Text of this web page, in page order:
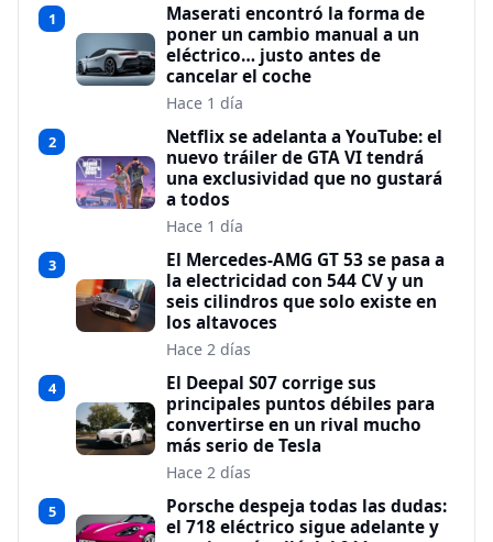
1
Maserati encontró la forma de
poner un cambio manual a un
eléctrico… justo antes de
cancelar el coche
Hace 1 día
2
Netflix se adelanta a YouTube: el
nuevo tráiler de GTA VI tendrá
una exclusividad que no gustará
a todos
Hace 1 día
3
El Mercedes-AMG GT 53 se pasa a
la electricidad con 544 CV y un
seis cilindros que solo existe en
los altavoces
Hace 2 días
4
El Deepal S07 corrige sus
principales puntos débiles para
convertirse en un rival mucho
más serio de Tesla
Hace 2 días
5
Porsche despeja todas las dudas:
el 718 eléctrico sigue adelante y